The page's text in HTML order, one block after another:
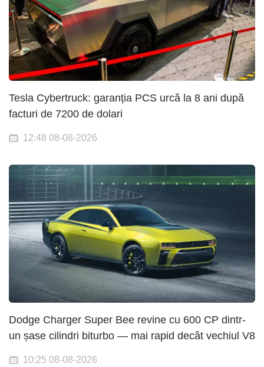
Tesla Cybertruck: garanția PCS urcă la 8 ani după
facturi de 7200 de dolari
12:48 08-08-2026
Dodge Charger Super Bee revine cu 600 CP dintr-
un șase cilindri biturbo — mai rapid decât vechiul V8
10:25 08-08-2026